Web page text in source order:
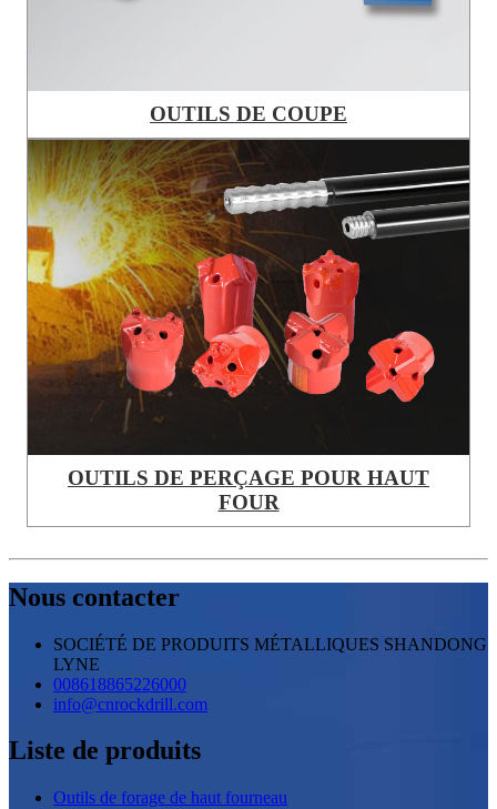
OUTILS DE COUPE
OUTILS DE PERÇAGE POUR HAUT
FOUR
Nous contacter
SOCIÉTÉ DE PRODUITS MÉTALLIQUES SHANDONG
LYNE
008618865226000
info@cnrockdrill.com
Liste de produits
Outils de forage de haut fourneau